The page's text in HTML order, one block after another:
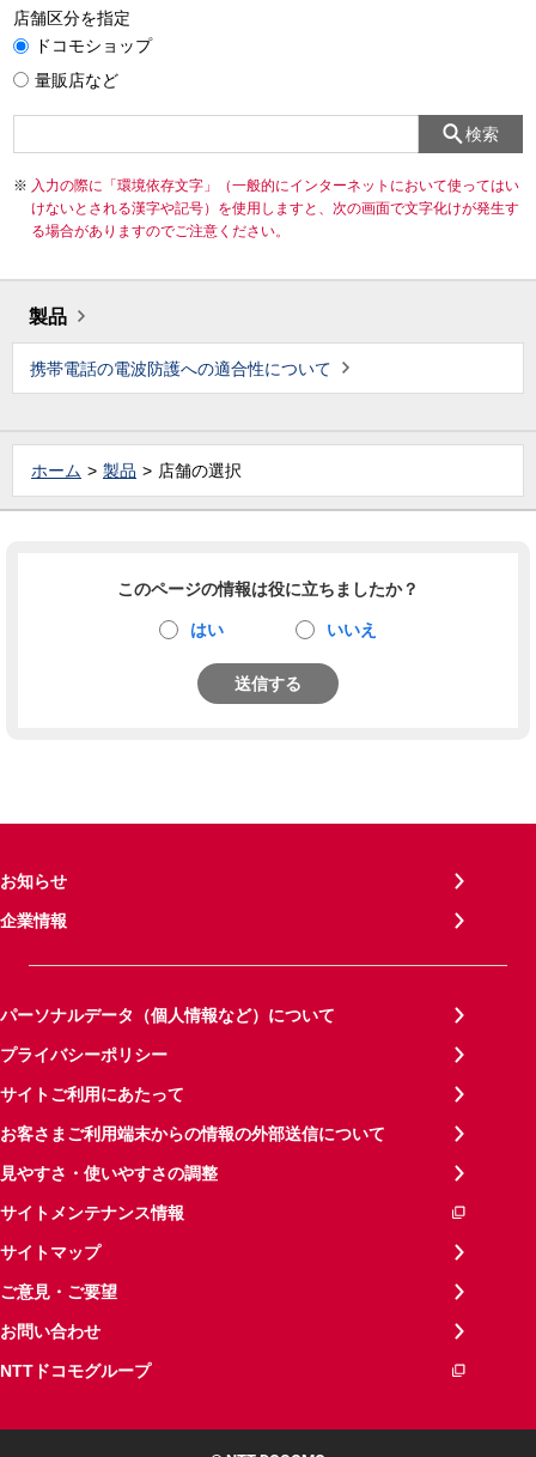
店舗区分を指定
ドコモショップ
量販店など
検索
入力の際に「環境依存文字」（一般的にインターネットにおいて使ってはい
けないとされる漢字や記号）を使用しますと、次の画面で文字化けが発生す
る場合がありますのでご注意ください。
製品
携帯電話の電波防護への適合性について
ホーム 製品 店舗の選択
このページの情報は役に立ちましたか？
はい いいえ
送信する
お知らせ
企業情報
パーソナルデータ（個人情報など）について
プライバシーポリシー
サイトご利用にあたって
お客さまご利用端末からの情報の外部送信について
見やすさ・使いやすさの調整
サイトメンテナンス情報
サイトマップ
ご意見・ご要望
お問い合わせ
NTTドコモグループ